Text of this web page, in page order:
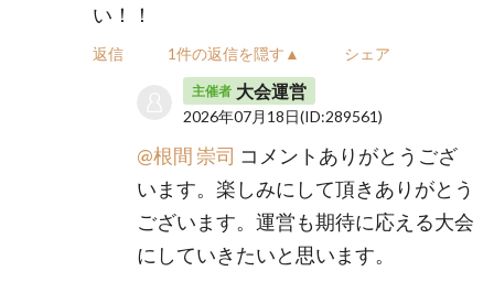
い！！
返信 1件の返信を隠す▲ シェア
主催者 大会運営
2026年07月18日(ID:289561)
@根間 崇司 コメントありがとうござ
います。楽しみにして頂きありがとう
ございます。運営も期待に応える大会
にしていきたいと思います。